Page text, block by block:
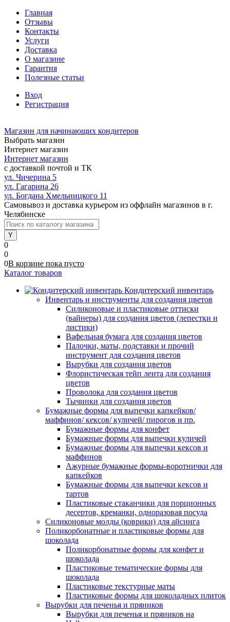
Главная
Отзывы
Контакты
Услуги
Доставка
О магазине
Гарантия
Полезные статьи
Вход
Регистрация
Магазин для начинающих кондитеров
Выбрать магазин
Интернет магазин
Интернет магазин
с доставкой почтой и ТК
ул. Чичерина 5
ул. Гагарина 26
ул. Богдана Хмельницкого 11
Самовывоз и доставка курьером из оффлайн магазинов в г.
Челябинске
0
0
0В корзине пока пусто
Каталог товаров
Кондитерский инвентарь
Инвентарь и инструменты для создания цветов
Силиконовые и пластиковые оттиски
(вайнеры) для создания цветов (лепестки и
листики)
Вафельная бумага для создания цветов
Палочки, маты, подставки и прочий
инструмент для создания цветов
Вырубки для создания цветов
Флористическая тейп лента для создания
цветов
Проволока для создания цветов
Тычинки для создания цветов
Бумажные формы для выпечки капкейков/
маффинов/ кексов/ куличей/ пирогов и пр.
Бумажные формы для конфет
Бумажные формы для выпечки куличей
Бумажные формы для выпечки кексов и
маффинов
Ажурные бумажные формы-воротнички для
капкейков
Бумажные формы для выпечки кексов и
тартов
Пластиковые стаканчики для порционных
десертов, креманки, одноразовая посуда
Силиконовые молды (коврики) для айсинга
Поликорбонатные и пластиковые формы для
шоколада
Поликорбонатные формы для конфет и
шоколада
Пластиковые тематические формы для
шоколада
Пластиковые текстурные маты
Пластиковые формы для шоколадных плиток
Вырубки для печенья и пряников
Вырубки для печенья и пряников на